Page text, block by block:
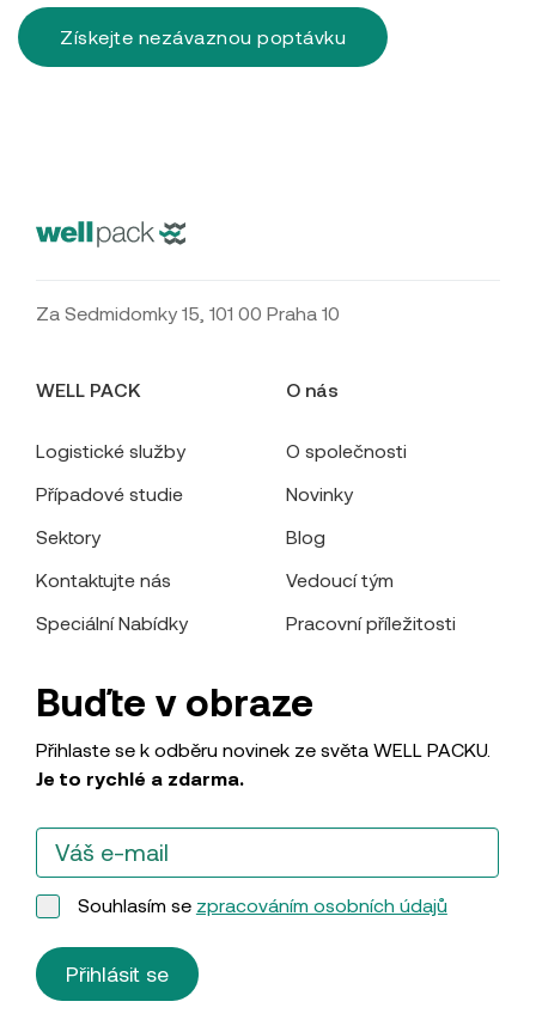
Získejte nezávaznou poptávku
Za Sedmidomky 15, 101 00 Praha 10
WELL PACK
Logistické služby
Případové studie
Sektory
Kontaktujte nás
Speciální Nabídky
O nás
O společnosti
Novinky
Blog
Vedoucí tým
Pracovní příležitosti
Buďte v obraze
Přihlaste se k odběru novinek ze světa WELL PACKU.
Je to rychlé a zdarma.
Souhlasím se zpracováním osobních údajů
Přihlásit se